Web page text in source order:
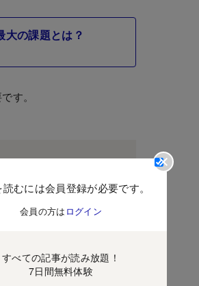
大の課題とは？
す。
登録
施中！
むには会員登録が必要です。
会員の方は ログイン
すべての記事が読み放題！
7日間無料体験